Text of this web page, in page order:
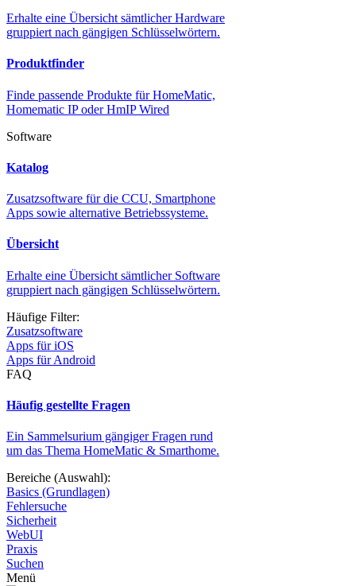
Erhalte eine Übersicht sämtlicher Hardware
gruppiert nach gängigen Schlüsselwörtern.
Produktfinder
Finde passende Produkte für HomeMatic,
Homematic IP oder HmIP Wired
Software
Katalog
Zusatzsoftware für die CCU, Smartphone
Apps sowie alternative Betriebssysteme.
Übersicht
Erhalte eine Übersicht sämtlicher Software
gruppiert nach gängigen Schlüsselwörtern.
Häufige Filter:
Zusatzsoftware
Apps für iOS
Apps für Android
FAQ
Häufig gestellte Fragen
Ein Sammelsurium gängiger Fragen rund
um das Thema HomeMatic & Smarthome.
Bereiche (Auswahl):
Basics (Grundlagen)
Fehlersuche
Sicherheit
WebUI
Praxis
Suchen
Menü